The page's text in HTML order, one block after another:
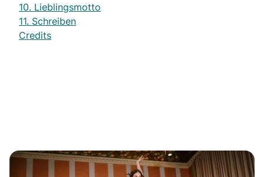
10. Lieblingsmotto
11. Schreiben
Credits